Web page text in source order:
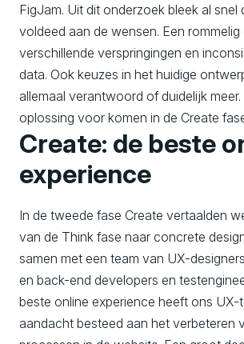
FigJam. Uit dit onderzoek bleek al snel
voldeed aan de wensen. Een
verschillende verspringingen en
data. Ook keuzes in het huidige
allemaal verantwoord of duidelijk
oplossing voor komen in de Create
Create: de beste
experience
In de tweede fase Create vertaalden
van de Think fase naar concrete
samen met een team van UX-
en back-end developers en
beste online experience heeft ons UX-
aandacht besteed aan het verbeteren